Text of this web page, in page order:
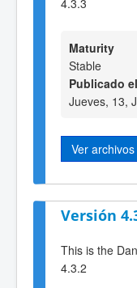
4.3.3
Maturity
Stable
Publicado el
Jueves, 13,
Ver archivos
Versión
This is the
4.3.2